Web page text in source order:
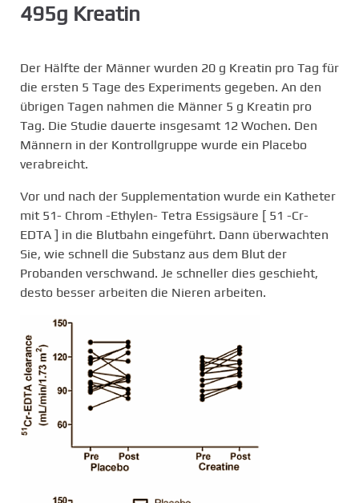
495g Kreatin
Der Hälfte der Männer wurden 20 g Kreatin pro Tag für
die ersten 5 Tage des Experiments gegeben. An den
übrigen Tagen nahmen die Männer 5 g Kreatin pro
Tag. Die Studie dauerte insgesamt 12 Wochen. Den
Männern in der Kontrollgruppe wurde ein Placebo
verabreicht.
Vor und nach der Supplementation wurde ein Katheter
mit 51- Chrom -Ethylen- Tetra Essigsäure [ 51 -Cr-
EDTA ] in die Blutbahn eingeführt. Dann überwachten
Sie, wie schnell die Substanz aus dem Blut der
Probanden verschwand. Je schneller dies geschieht,
desto besser arbeiten die Nieren arbeiten.